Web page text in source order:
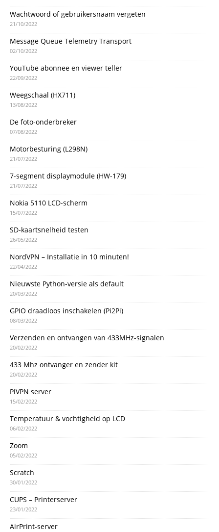
Wachtwoord of gebruikersnaam vergeten
21/10/2022
Message Queue Telemetry Transport
02/10/2022
YouTube abonnee en viewer teller
22/09/2022
Weegschaal (HX711)
13/08/2022
De foto-onderbreker
07/08/2022
Motorbesturing (L298N)
21/07/2022
7-segment displaymodule (HW-179)
21/07/2022
Nokia 5110 LCD-scherm
15/07/2022
SD-kaartsnelheid testen
26/05/2022
NordVPN – Installatie in 10 minuten!
22/04/2022
Nieuwste Python-versie als default
20/03/2022
GPIO draadloos inschakelen (Pi2Pi)
08/03/2022
Verzenden en ontvangen van 433MHz-signalen
20/02/2022
433 Mhz ontvanger en zender kit
20/02/2022
PiVPN server
15/02/2022
Temperatuur & vochtigheid op LCD
06/02/2022
Zoom
05/02/2022
Scratch
30/01/2022
CUPS – Printerserver
23/01/2022
AirPrint-server